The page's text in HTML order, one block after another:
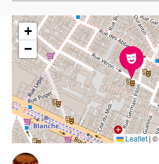
+
−
Leaflet | ©